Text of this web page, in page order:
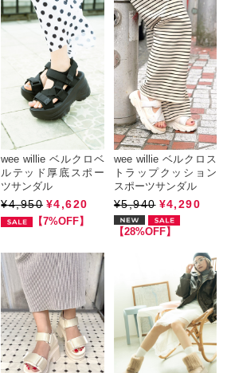
wee willie ベルクロベ
ルテッド厚底スポー
ツサンダル
¥4,950 ¥4,620
【7%OFF】
wee willie ベルクロス
トラップクッション
スポーツサンダル
¥5,940 ¥4,290
【28%OFF】